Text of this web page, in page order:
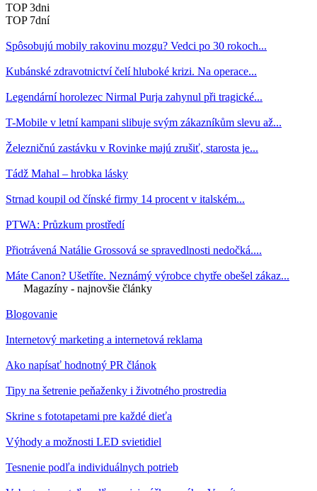
TOP 3dni
TOP 7dní
Spôsobujú mobily rakovinu mozgu? Vedci po 30 rokoch...
Kubánské zdravotnictví čelí hluboké krizi. Na operace...
Legendární horolezec Nirmal Purja zahynul při tragické...
T-Mobile v letní kampani slibuje svým zákazníkům slevu až...
Železničnú zastávku v Rovinke majú zrušiť, starosta je...
Tádž Mahal – hrobka lásky
Strnad koupil od čínské firmy 14 procent v italském...
PTWA: Průzkum prostředí
Přiotrávená Natálie Grossová se spravedlnosti nedočká....
Máte Canon? Ušetříte. Neznámý výrobce chytře obešel zákaz...
Magazíny - najnovšie články
Blogovanie
Internetový marketing a internetová reklama
Ako napísať hodnotný PR článok
Tipy na šetrenie peňaženky i životného prostredia
Skrine s fototapetami pre každé dieťa
Výhody a možnosti LED svietidiel
Tesnenie podľa individuálnych potrieb